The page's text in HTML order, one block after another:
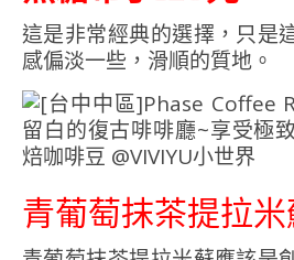
這是非常經典的選擇，只是
感偏淡一些，滑順的質地。
青葡萄抹茶提拉米